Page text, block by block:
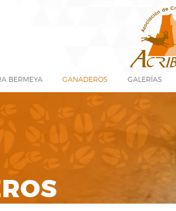
BERMEYA GANADEROS GALERÍAS